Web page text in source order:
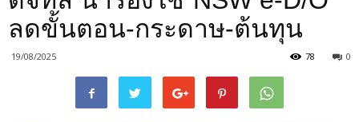
ลดขั้นตอน-กระดาษ-ต้นทุน
19/08/2025 0
78